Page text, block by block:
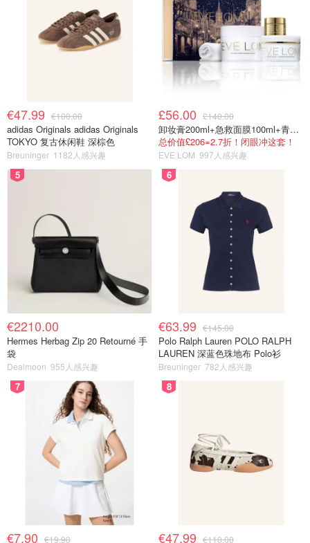
€47.99 €100.00
adidas Originals adidas Originals
TOKYO 复古休闲鞋 深棕色
Breuninger 1182人感兴趣
£56.00 £140.00
卸妆膏200ml+急救面膜100ml+青春面霜15ml
总价值£206=2.7折！闭眼冲这套！
EVE LOM 997人感兴趣
5
€2210.00
Hermes Herbag Zip 20 Retourné 手
袋
Dealmoon 955人感兴趣
6
€63.99 €145.00
Polo Ralph Lauren POLO RALPH
LAUREN 深蓝色珠地布 Polo衫
Breuninger 782人感兴趣
7
€7.90 €19.90
8
€47.99 €110.00